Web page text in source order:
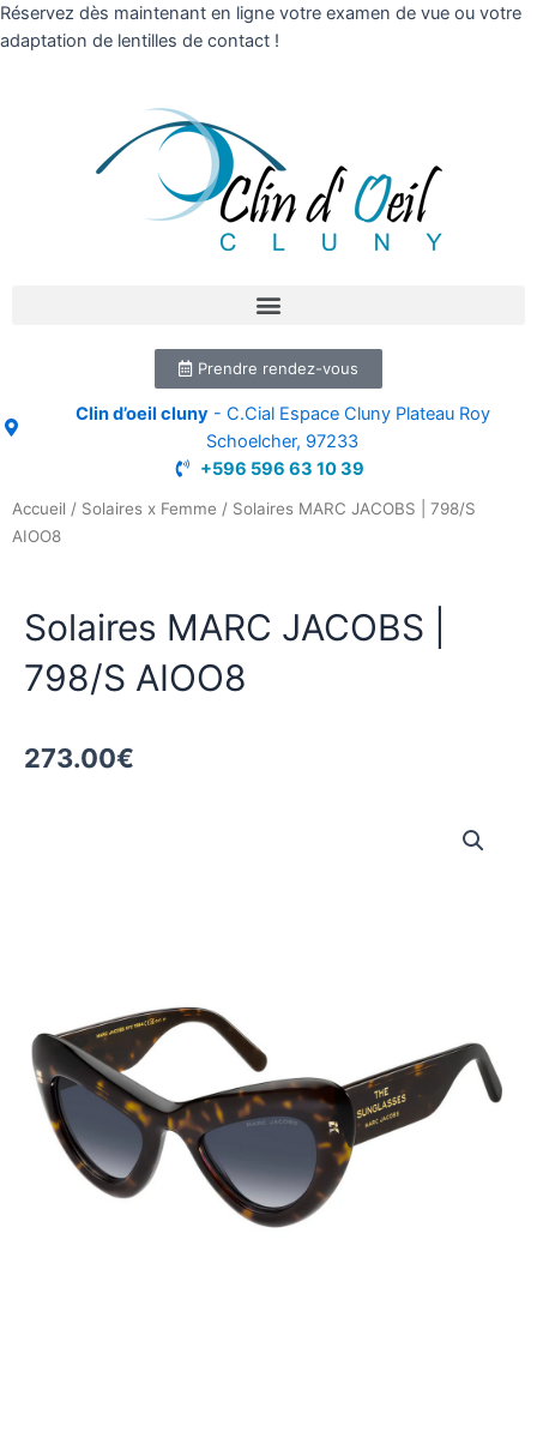
Réservez dès maintenant en ligne votre examen de vue ou votre
adaptation de lentilles de contact !
Prendre rendez-vous
Clin d’oeil cluny- C.Cial Espace Cluny Plateau Roy
Schoelcher, 97233
+596 596 63 10 39
Accueil / Solaires x Femme / Solaires MARC JACOBS | 798/S
AIOO8
Solaires MARC JACOBS |
798/S AIOO8
273.00€